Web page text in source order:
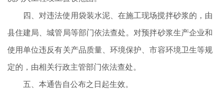
四、对违法使用袋装水泥、在施工现场搅拌砂浆的，由
县住建局、城管局等部门依法查处。对预拌砂浆生产企业和
使用单位违反有关产品质量、环境保护、市容环境卫生等规
定的，由相关行政主管部门依法查处。
五、本通告自公布之日起生效。